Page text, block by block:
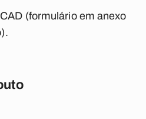
(formulário em anexo